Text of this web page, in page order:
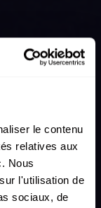
le contenu
relatives aux
Nous
l'utilisation de
sociaux, de